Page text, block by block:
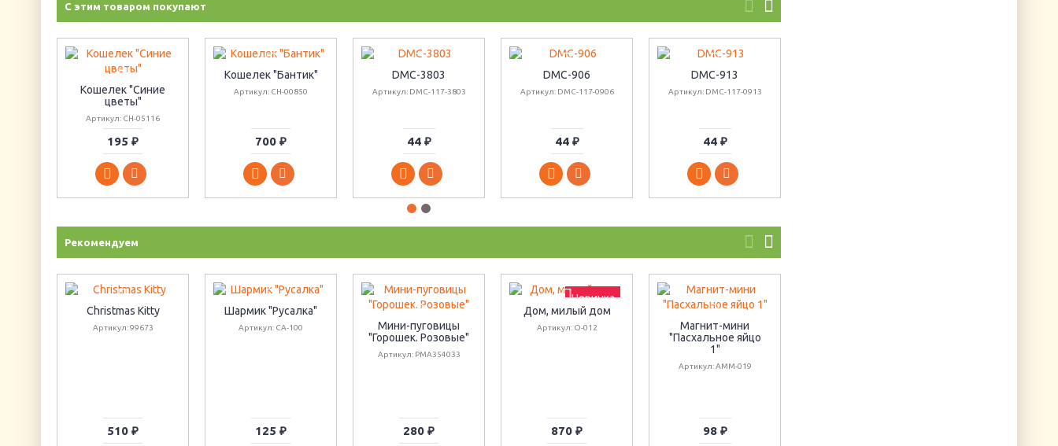
С этим товаром покупают
Кошелек "Синие
цветы"
Артикул: CH-05116
195 ₽
Кошелек "Бантик"
Артикул: CH-00850
700 ₽
DMC-3803
Артикул: DMC-117-3803
44 ₽
DMC-906
Артикул: DMC-117-0906
44 ₽
DMC-913
Артикул: DMC-117-0913
44 ₽
Рекомендуем
Christmas Kitty
Артикул: 99673
510 ₽
Шармик "Русалка"
Артикул: CA-100
125 ₽
Мини-пуговицы
"Горошек. Розовые"
Артикул: PMA354033
280 ₽
Новинка
Дом, милый дом
Артикул: О-012
870 ₽
Магнит-мини
"Пасхальное яйцо
1"
Артикул: АММ-019
98 ₽